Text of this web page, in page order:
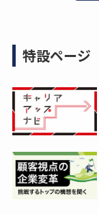
特設ページ